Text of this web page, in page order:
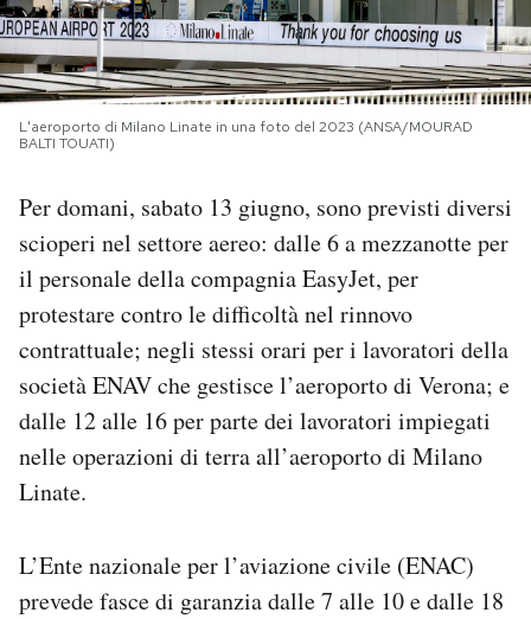
I MIEI PREFERITI
SHOP
CALENDARIO
AREA PERSONALE
Area Personale
Newsletter
Notifiche mobile
Regala il Post
Hai bisogno di aiuto?
Esci
L'aeroporto di Milano Linate in una foto del 2023 (ANSA/MOURAD
BALTI TOUATI)
Per domani, sabato 13 giugno, sono previsti diversi
scioperi nel settore aereo: dalle 6 a mezzanotte per
il personale della compagnia EasyJet, per
protestare contro le difficoltà nel rinnovo
contrattuale; negli stessi orari per i lavoratori della
società ENAV che gestisce l’aeroporto di Verona; e
dalle 12 alle 16 per parte dei lavoratori impiegati
nelle operazioni di terra all’aeroporto di Milano
Linate.
L’Ente nazionale per l’aviazione civile (ENAC)
prevede fasce di garanzia dalle 7 alle 10 e dalle 18